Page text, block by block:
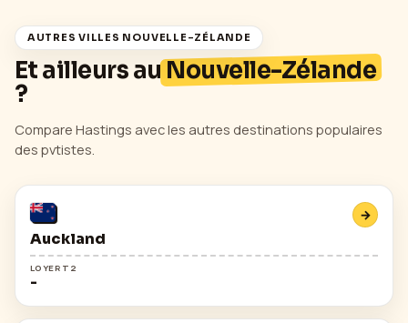
AUTRES VILLES NOUVELLE-ZÉLANDE
Et ailleurs auNouvelle-Zélande
?
Compare Hastings avec les autres destinations populaires
des pvtistes.
Auckland
→
LOYER T2
-